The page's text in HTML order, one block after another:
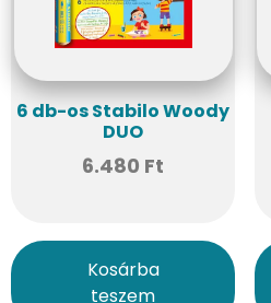
6 db-os Stabilo Woody
DUO
6.480 Ft
Kosárba
teszem